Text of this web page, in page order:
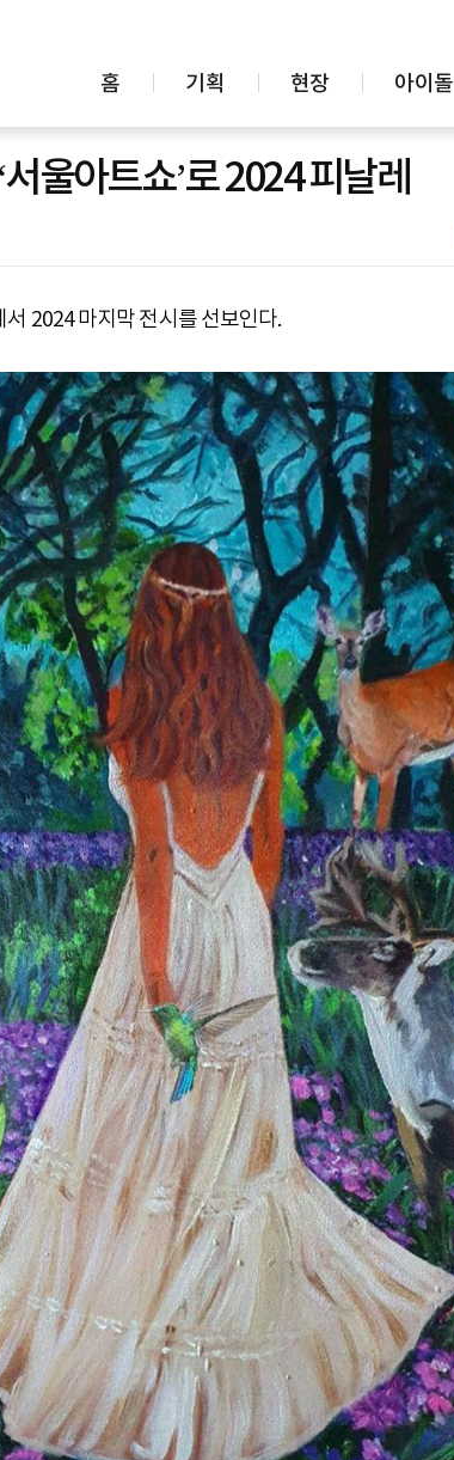
홈 기획 현장 아이돌
울아트쇼’로 2024 피날레
서 2024 마지막 전시를 선보인다.